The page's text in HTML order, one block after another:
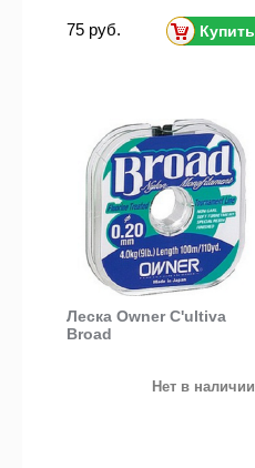
75 руб. Купить
Леска Owner С'ultiva
Broad
Нет в наличии